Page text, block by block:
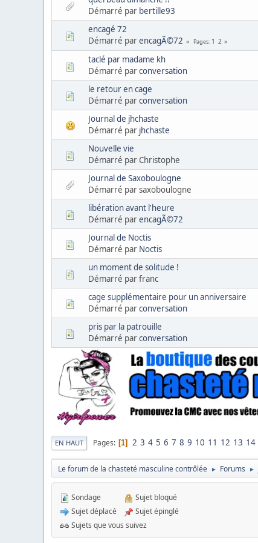
Démarré par bertille93
encagé 72
Démarré parencagÃ©72 Pages 1 2
taclé par madame kh
Démarré parconversation
le retour en cage
Démarré parconversation
Journal de jhchaste
Démarré par jhchaste
Nouvelle vie
Démarré par Christophe
Journal de Saxoboulogne
Démarré par saxoboulogne
libération avant l'heure
Démarré parencagÃ©72
Journal de Noctis
Démarré par Noctis
un moment de solitude !
Démarré par franc
cage supplémentaire pour un anniversaire
Démarré parconversation
pris par la patrouille
Démarré parconversation
EN HAUT Pages 1 2 3 4 5 6 7 8 9 10 11 12 13 14
Le forum de la chasteté masculine contrôlée ► Forums ►
Sondage
Sujet déplacé
Sujet bloqué
Sujet épinglé
Sujets que vous suivez